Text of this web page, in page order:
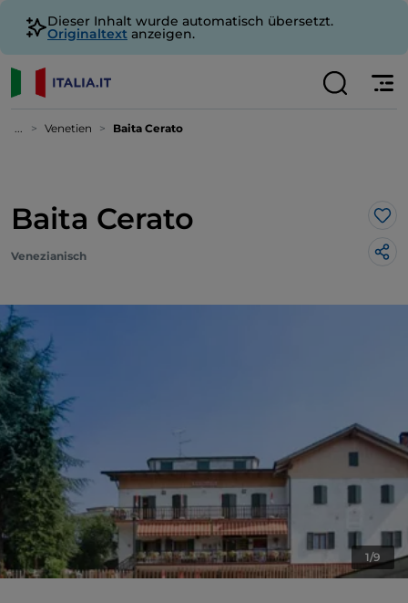
Dieser Inhalt wurde automatisch übersetzt.
Originaltext anzeigen.
... Venetien Baita Cerato
Baita Cerato
Venezianisch
1/9